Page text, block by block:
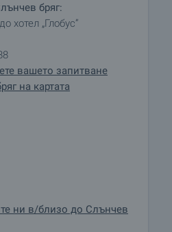
бряг:
хотел „Глобус”
вашето запитване
на картата
ни в/близо до Слънчев